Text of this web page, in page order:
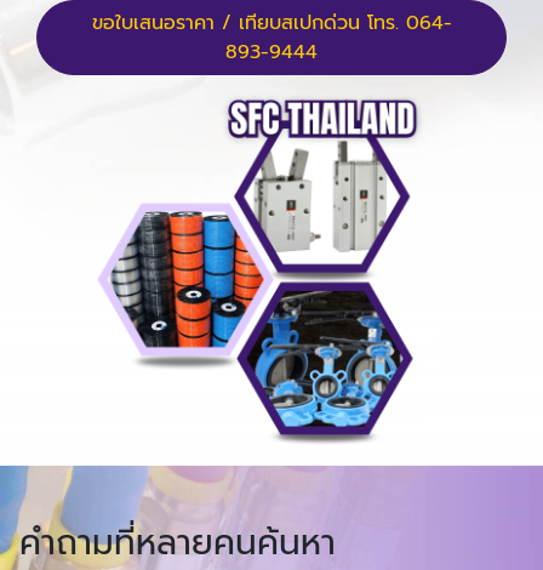
ขอใบเสนอราคา / เทียบสเปกด่วน โทร. 064-
893-9444
คำถามที่หลายคนค้นหา